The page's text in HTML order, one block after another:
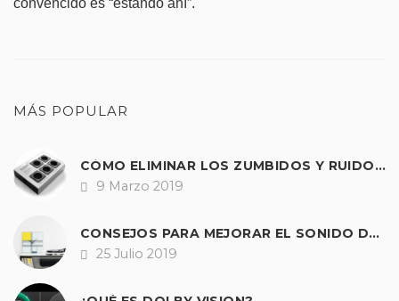
convencido es “estando ahí”.
MÁS POPULAR
CÓMO ELIMINAR LOS ZUMBIDOS Y RUIDOS DE NUESTRO EQUIPO DE SONIDO.
Fecha
9 Marzo 2019
CONSEJOS PARA MEJORAR EL SONIDO DE CUALQUIER TOCADISCOS
Fecha
25 Julio 2019